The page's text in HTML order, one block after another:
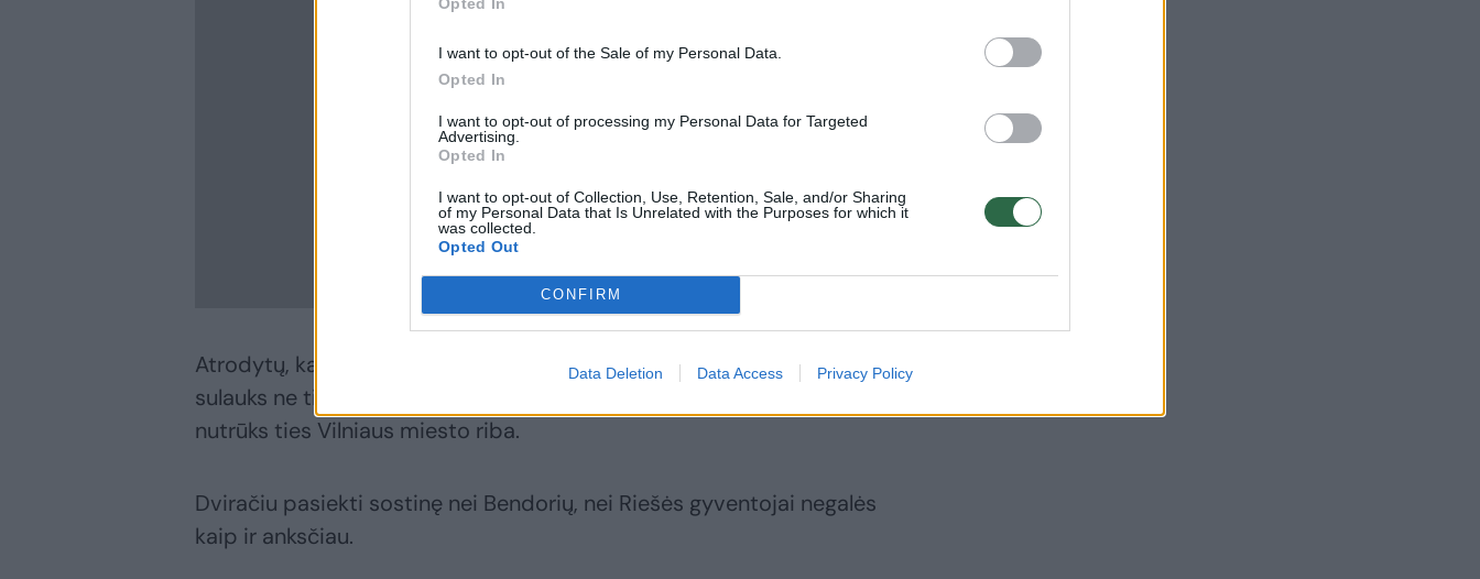
I want to opt-out of the Sale of my Personal Data.
Opted In
I want to opt-out of processing my Personal Data for Targeted
Advertising.
Opted In
I want to opt-out of Collection, Use, Retention, Sale, and/or Sharing
of my Personal Data that Is Unrelated with the Purposes for which it
was collected.
Opted Out
CONFIRM
Data Deletion Data Access Privacy Policy
Atrodytų, kad viskas puiku. Gyvenvietės, kuriose daug naujakurių,
sulauks ne tik naujo asfalto, bet ir pėsčiųjų, dviračių takų. Tačiau jie
nutrūks ties Vilniaus miesto riba.
Dviračiu pasiekti sostinę nei Bendorių, nei Riešės gyventojai negalės
kaip ir anksčiau.